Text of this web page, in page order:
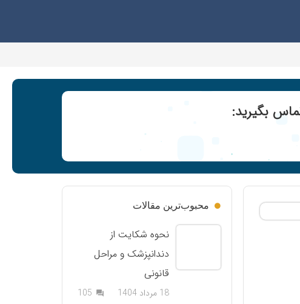
بگیرید:
محبوب‌ترین مقالات
نحوه شکایت از
دندانپزشک و مراحل
قانونی
18 مرداد 1404 question_answer
105دیدگاه